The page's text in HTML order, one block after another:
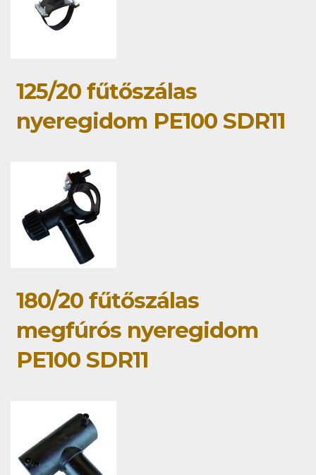
125/20 fűtőszálas
nyeregidom PE100 SDR11
180/20 fűtőszálas
megfúrós nyeregidom
PE100 SDR11